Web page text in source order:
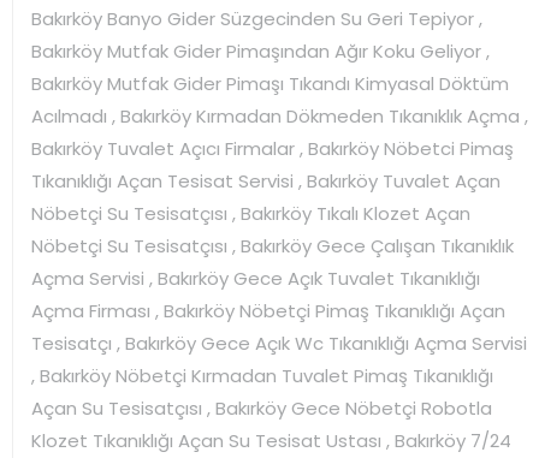
Bakırköy Banyo Gider Süzgecinden Su Geri Tepiyor ,
Bakırköy Mutfak Gider Pimaşından Ağır Koku Geliyor ,
Bakırköy Mutfak Gider Pimaşı Tıkandı Kimyasal Döktüm
Acılmadı , Bakırköy Kırmadan Dökmeden Tıkanıklık Açma ,
Bakırköy Tuvalet Açıcı Firmalar , Bakırköy Nöbetci Pimaş
Tıkanıklığı Açan Tesisat Servisi , Bakırköy Tuvalet Açan
Nöbetçi Su Tesisatçısı , Bakırköy Tıkalı Klozet Açan
Nöbetçi Su Tesisatçısı , Bakırköy Gece Çalışan Tıkanıklık
Açma Servisi , Bakırköy Gece Açık Tuvalet Tıkanıklığı
Açma Firması , Bakırköy Nöbetçi Pimaş Tıkanıklığı Açan
Tesisatçı , Bakırköy Gece Açık Wc Tıkanıklığı Açma Servisi
, Bakırköy Nöbetçi Kırmadan Tuvalet Pimaş Tıkanıklığı
Açan Su Tesisatçısı , Bakırköy Gece Nöbetçi Robotla
Klozet Tıkanıklığı Açan Su Tesisat Ustası , Bakırköy 7/24